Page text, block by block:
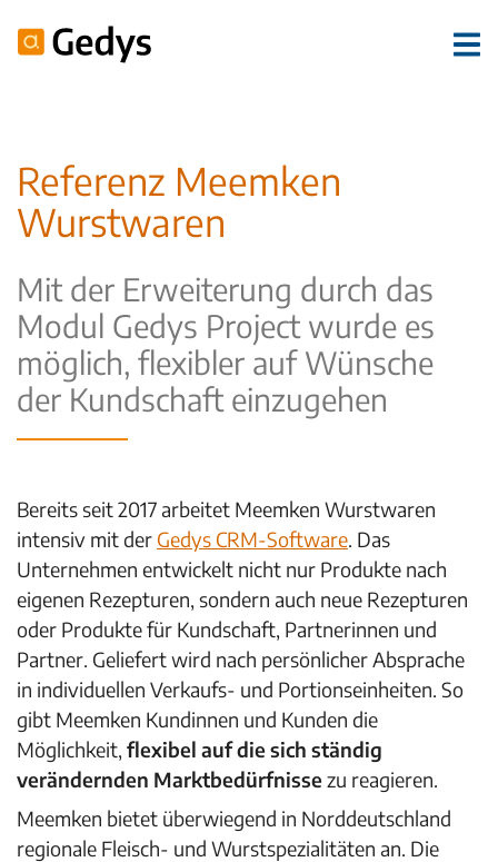
Referenz Meemken
Wurstwaren
Mit der Erweiterung durch das
Modul Gedys Project wurde es
möglich, flexibler auf Wünsche
der Kundschaft einzugehen
Bereits seit 2017 arbeitet Meemken Wurstwaren
intensiv mit der Gedys CRM-Software. Das
Unternehmen entwickelt nicht nur Produkte nach
eigenen Rezepturen, sondern auch neue Rezepturen
oder Produkte für Kundschaft, Partnerinnen und
Partner. Geliefert wird nach persönlicher Absprache
in individuellen Verkaufs- und Portionseinheiten. So
gibt Meemken Kundinnen und Kunden die
Möglichkeit, flexibel auf die sich ständig
verändernden Marktbedürfnissezu reagieren.
Meemken bietet überwiegend in Norddeutschland
regionale Fleisch- und Wurstspezialitäten an. Die